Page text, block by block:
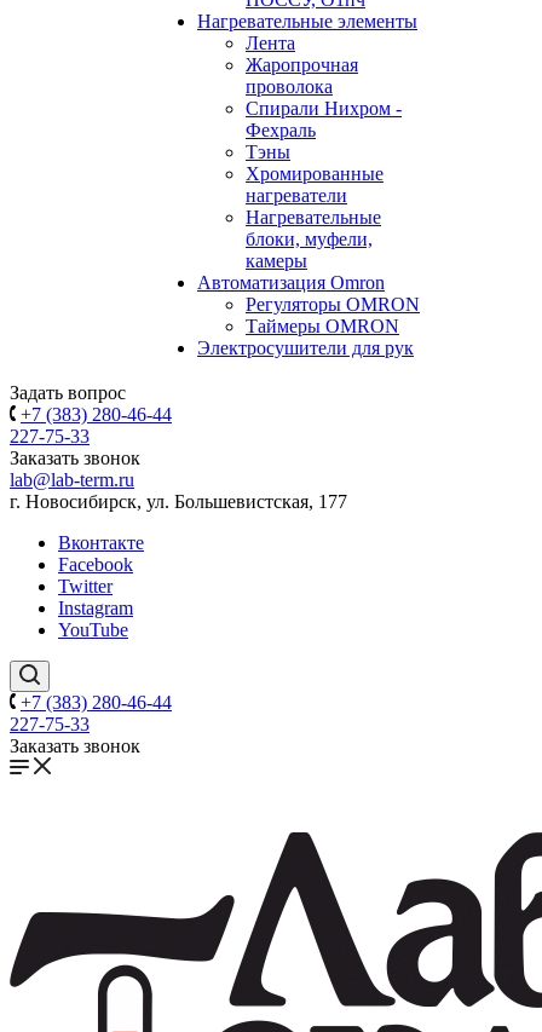
Нагревательные элементы
Лента
Жаропрочная
проволока
Спирали Нихром -
Фехраль
Тэны
Хромированные
нагреватели
Нагревательные
блоки, муфели,
камеры
Автоматизация Omron
Регуляторы OMRON
Таймеры OMRON
Электросушители для рук
Задать вопрос
+7 (383) 280-46-44
227-75-33
Заказать звонок
lab@lab-term.ru
г. Новосибирск, ул. Большевистская, 177
Вконтакте
Facebook
Twitter
Instagram
YouTube
+7 (383) 280-46-44
227-75-33
Заказать звонок